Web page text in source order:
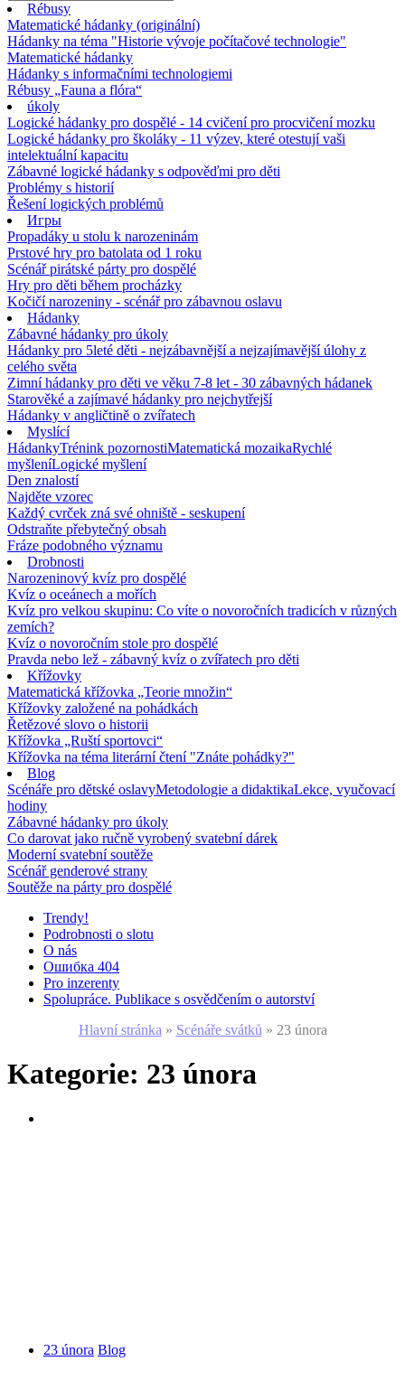
Rébusy
Matematické hádanky (originální)
Hádanky na téma "Historie vývoje počítačové technologie"
Matematické hádanky
Hádanky s informačními technologiemi
Rébusy „Fauna a flóra“
úkoly
Logické hádanky pro dospělé - 14 cvičení pro procvičení mozku
Logické hádanky pro školáky - 11 výzev, které otestují vaši
intelektuální kapacitu
Zábavné logické hádanky s odpověďmi pro děti
Problémy s historií
Řešení logických problémů
Игры
Propadáky u stolu k narozeninám
Prstové hry pro batolata od 1 roku
Scénář pirátské párty pro dospělé
Hry pro děti během procházky
Kočičí narozeniny - scénář pro zábavnou oslavu
Hádanky
Zábavné hádanky pro úkoly
Hádanky pro 5leté děti - nejzábavnější a nejzajímavější úlohy z
celého světa
Zimní hádanky pro děti ve věku 7-8 let - 30 zábavných hádanek
Starověké a zajímavé hádanky pro nejchytřejší
Hádanky v angličtině o zvířatech
Myslící
HádankyTrénink pozornostiMatematická mozaikaRychlé
myšleníLogické myšlení
Den znalostí
Najděte vzorec
Každý cvrček zná své ohniště - seskupení
Odstraňte přebytečný obsah
Fráze podobného významu
Drobnosti
Narozeninový kvíz pro dospělé
Kvíz o oceánech a mořích
Kvíz pro velkou skupinu: Co víte o novoročních tradicích v různých
zemích?
Kvíz o novoročním stole pro dospělé
Pravda nebo lež - zábavný kvíz o zvířatech pro děti
Křížovky
Matematická křížovka „Teorie množin“
Křížovky založené na pohádkách
Řetězové slovo o historii
Křížovka „Ruští sportovci“
Křížovka na téma literární čtení "Znáte pohádky?"
Blog
Scénáře pro dětské oslavyMetodologie a didaktikaLekce, vyučovací
hodiny
Zábavné hádanky pro úkoly
Co darovat jako ručně vyrobený svatební dárek
Moderní svatební soutěže
Scénář genderové strany
Soutěže na párty pro dospělé
Trendy!
Podrobnosti o slotu
O nás
Ошибка 404
Pro inzerenty
Spolupráce. Publikace s osvědčením o autorství
Hlavní stránka » Scénáře svátků » 23 února
Kategorie: 23 února
23 února Blog